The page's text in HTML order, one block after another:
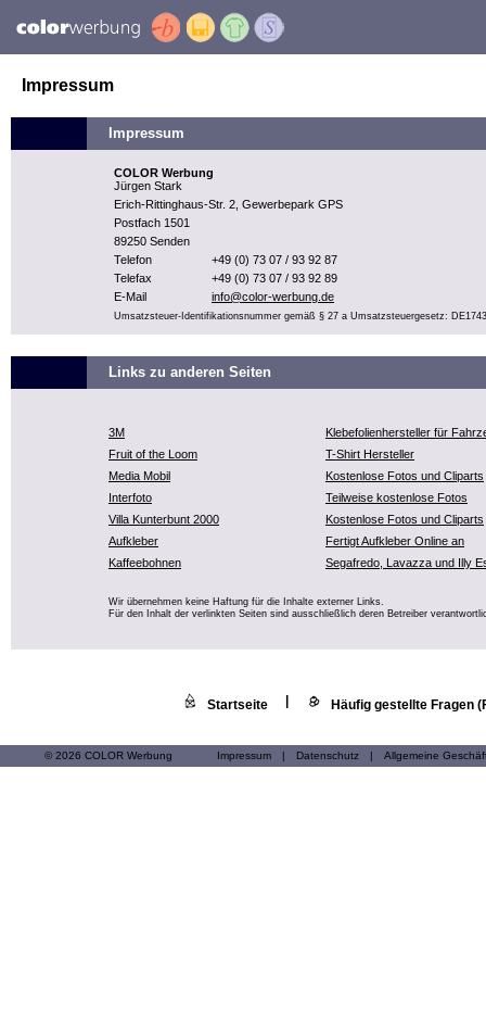
Impressum
Impressum
COLOR Werbung
Jürgen Stark
Erich-Rittinghaus-Str. 2, Gewerbepark GPS
Postfach 1501
89250 Senden
Telefon
+49 (0) 73 07 / 93 92 87
Telefax
+49 (0) 73 07 / 93 92 89
E-Mail
info@color-werbung.de
Umsatzsteuer-Identifikationsnummer gemäß § 27 a Umsatzsteuergesetz:
Links zu anderen Seiten
3M
Klebefolienhersteller für
Fruit of the Loom
T-Shirt Hersteller
Media Mobil
Kostenlose Fotos und Cliparts
Interfoto
Teilweise kostenlose Fotos
Villa Kunterbunt 2000
Kostenlose Fotos und Cliparts
Aufkleber
Fertigt Aufkleber Online an
Kaffeebohnen
Segafredo, Lavazza und Illy
Wir übernehmen keine Haftung für die Inhalte externer Links.
Für den Inhalt der verlinkten Seiten sind ausschließlich deren Betreiber
Startseite Häufig gestellte Fragen
© 2026 COLOR Werbung Impressum | Datenschutz | Allgemeine